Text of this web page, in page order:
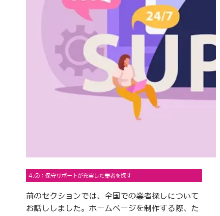
4.②：保守サポートが充実した業者を探す
前のセクションでは、全国での業者探しについて
お話ししました。ホームページを制作する際、た